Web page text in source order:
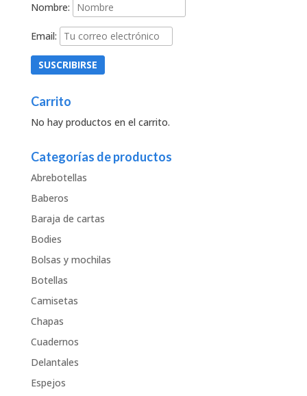
Nombre:
Email:
Carrito
No hay productos en el carrito.
Categorías de productos
Abrebotellas
Baberos
Baraja de cartas
Bodies
Bolsas y mochilas
Botellas
Camisetas
Chapas
Cuadernos
Delantales
Espejos